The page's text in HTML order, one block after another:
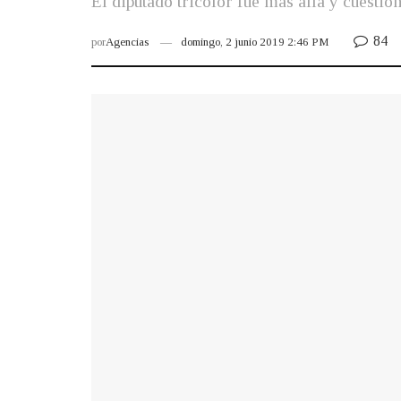
porAgencias domingo, 2 junio 2019 2:46 PM 84